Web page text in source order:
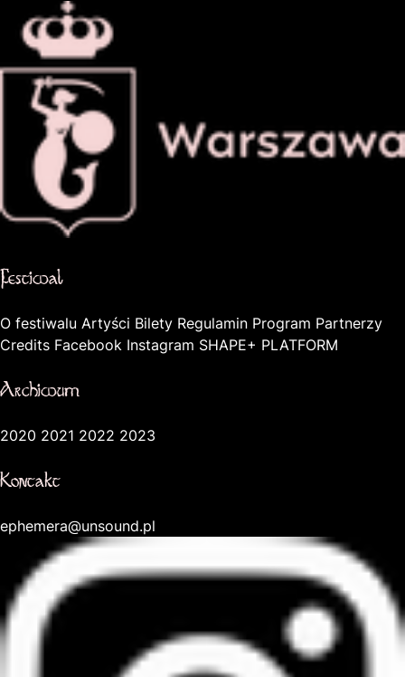
Festiwal
O festiwalu Artyści Bilety Regulamin Program Partnerzy
Credits Facebook Instagram SHAPE+ PLATFORM
Archiwum
2020 2021 2022 2023
Kontakt
ephemera@unsound.pl